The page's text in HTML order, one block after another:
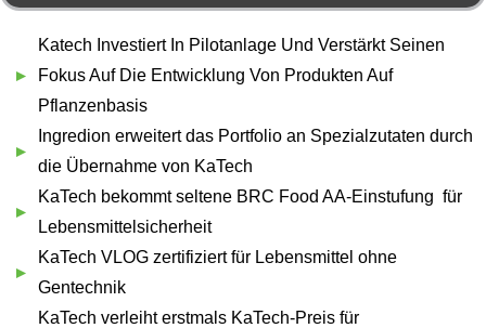
Katech Investiert In Pilotanlage Und Verstärkt Seinen
Fokus Auf Die Entwicklung Von Produkten Auf
Pflanzenbasis
Ingredion erweitert das Portfolio an Spezialzutaten durch
die Übernahme von KaTech
KaTech bekommt seltene BRC Food AA-Einstufung für
Lebensmittelsicherheit
KaTech VLOG zertifiziert für Lebensmittel ohne
Gentechnik
KaTech verleiht erstmals KaTech-Preis für